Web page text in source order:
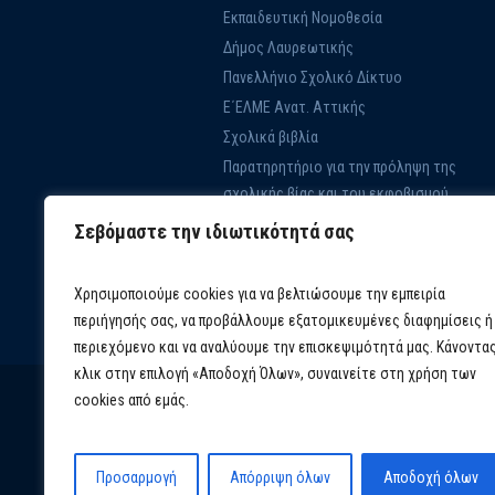
Σεβόμαστε την ιδιωτικότητά σας
Χρησιμοποιούμε cookies για να βελτιώσουμε την εμπειρία
περιήγησής σας, να προβάλλουμε εξατομικευμένες διαφημίσεις ή
περιεχόμενο και να αναλύουμε την επισκεψιμότητά μας.
κλικ στην επιλογή «Αποδοχή Όλων», συναινείτε στη χρήση των
cookies από εμάς.
Προσαρμογή Απόρριψη όλων Αποδοχή όλων
Εκπαιδευτική Νομοθεσία
Δήμος Λαυρεωτικής
Πανελλήνιο Σχολικό Δίκτυο
Ε΄ΕΛΜΕ Ανατ. Αττικής
Σχολικά βιβλία
Παρατηρητήριο για την πρόληψη της
σχολικής βίας και του εκφοβισμού
Εκπαίδευση για την ΑΕΙΦΟΡΙΑ